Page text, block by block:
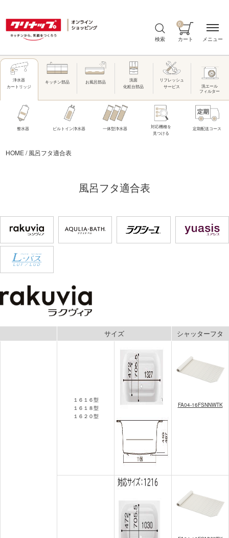
検索 カート
0
浄水器
カートリッジ
キッチン部品 お風呂部品
洗面
化粧台部品
リフレッシュ
サービス
洗エール
フィルター
整水器 ビルトイン浄水器 一体型浄水器
対応機種を
見つける
定期配送コース
HOME/風呂フタ適合表
風呂フタ適合表
サイズ シャッターフタ
１６１６型
１６１８型
１６２０型
FA04-16FSNNWTK
メニュー